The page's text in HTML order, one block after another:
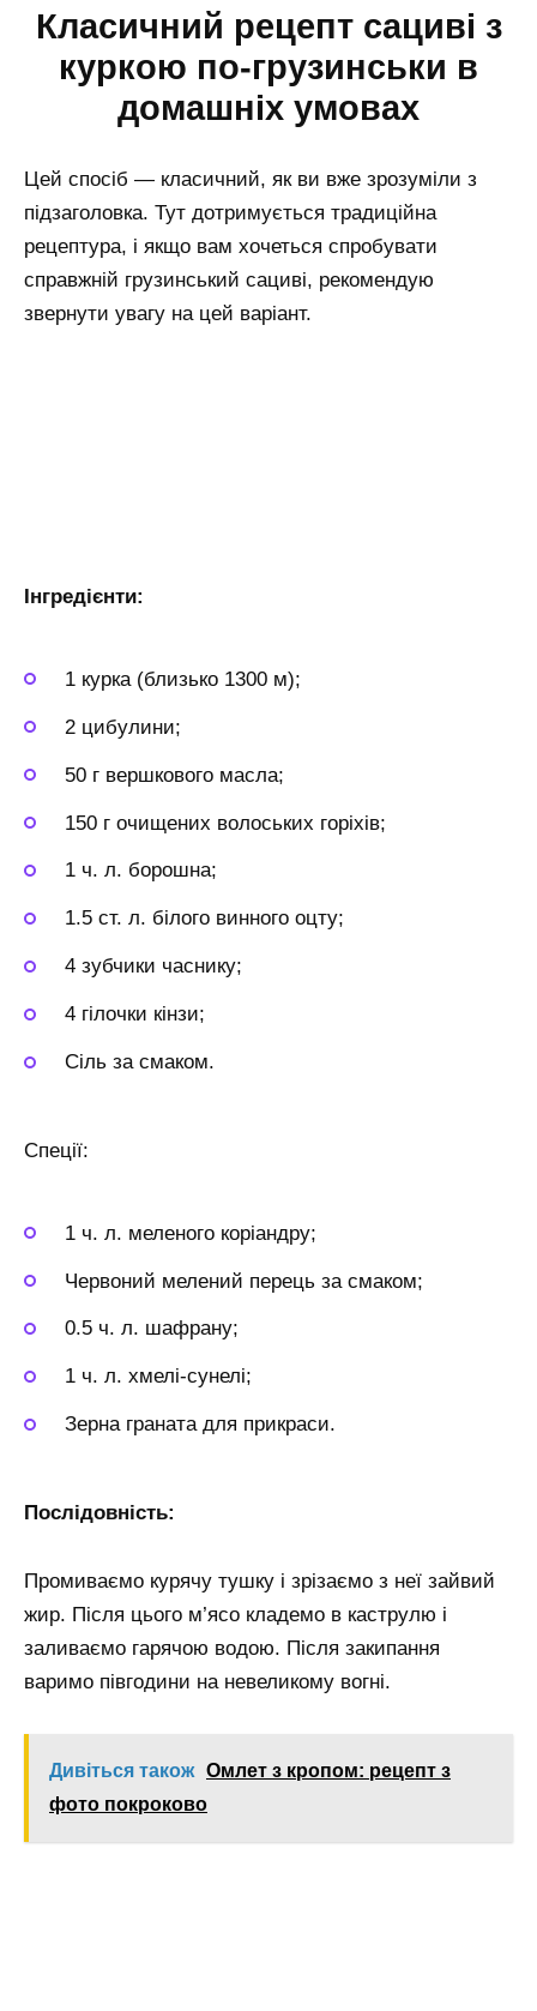
Класичний рецепт сациві з
куркою по-грузинськи в
домашніх умовах
Цей спосіб — класичний, як ви вже зрозуміли з
підзаголовка. Тут дотримується традиційна
рецептура, і якщо вам хочеться спробувати
справжній грузинський сациві, рекомендую
звернути увагу на цей варіант.
Інгредієнти:
1 курка (близько 1300 м);
2 цибулини;
50 г вершкового масла;
150 г очищених волоських горіхів;
1 ч. л. борошна;
1.5 ст. л. білого винного оцту;
4 зубчики часнику;
4 гілочки кінзи;
Сіль за смаком.
Спеції:
1 ч. л. меленого коріандру;
Червоний мелений перець за смаком;
0.5 ч. л. шафрану;
1 ч. л. хмелі-сунелі;
Зерна граната для прикраси.
Послідовність:
Промиваємо курячу тушку і зрізаємо з неї зайвий
жир. Після цього м’ясо кладемо в каструлю і
заливаємо гарячою водою. Після закипання
варимо півгодини на невеликому вогні.
Дивіться також Омлет з кропом: рецепт з
фото покроково